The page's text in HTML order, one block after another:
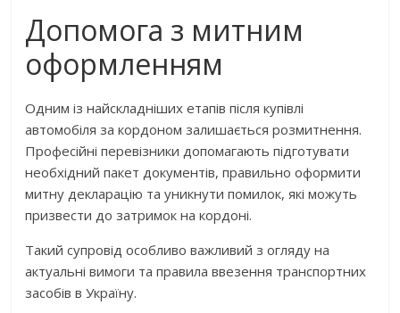
Допомога з митним
оформленням
Одним із найскладніших етапів після купівлі
автомобіля за кордоном залишається розмитнення.
Професійні перевізники допомагають підготувати
необхідний пакет документів, правильно оформити
митну декларацію та уникнути помилок, які можуть
призвести до затримок на кордоні.
Такий супровід особливо важливий з огляду на
актуальні вимоги та правила ввезення транспортних
засобів в Україну.